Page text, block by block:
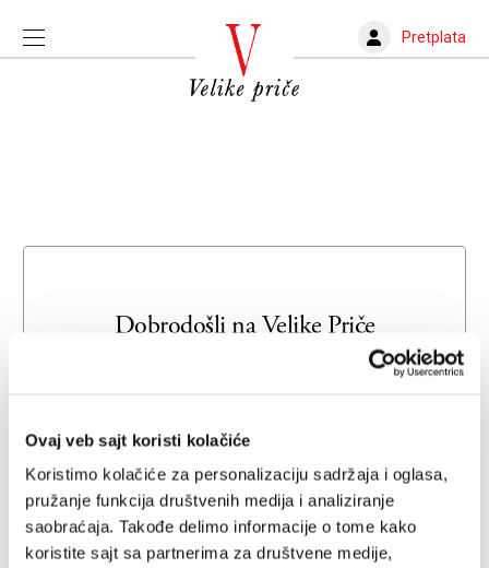
Ovaj veb sajt koristi kolačiće
Koristimo kolačiće za personalizaciju sadržaja i oglasa,
pružanje funkcija društvenih medija i analiziranje
saobraćaja. Takođe delimo informacije o tome kako
koristite sajt sa partnerima za društvene medije,
Pretplata
Dobrodošli naVelike Priče
Unesite svoju adresu e-pošte da biste se prijavili ili kreirali
Email adresa
Lozinka